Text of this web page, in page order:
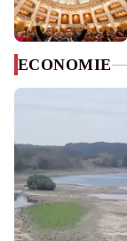
ECONOMIE